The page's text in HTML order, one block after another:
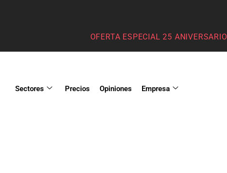
OFERTA ESPECIAL 25 ANIVERSARIO
Sectores Precios Opiniones Empresa